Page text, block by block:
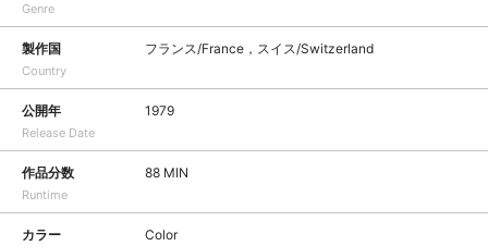
Genre
製作国
Country
フランス/France，スイス/Switzerland
公開年
Release Date
1979
作品分数
Runtime
88 MIN
カラー Color